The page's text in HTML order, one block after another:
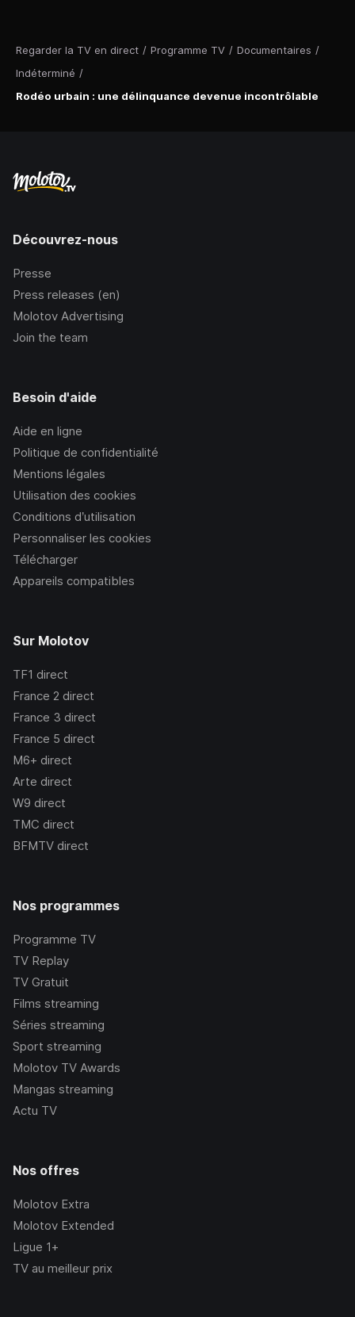
Regarder la TV en direct / Programme TV / Documentaires /
Indéterminé /
Rodéo urbain : une délinquance devenue incontrôlable
Découvrez-nous
Presse
Press releases (en)
Molotov Advertising
Join the team
Besoin d'aide
Aide en ligne
Politique de confidentialité
Mentions légales
Utilisation des cookies
Conditions d’utilisation
Personnaliser les cookies
Télécharger
Appareils compatibles
Sur Molotov
TF1 direct
France 2 direct
France 3 direct
France 5 direct
M6+ direct
Arte direct
W9 direct
TMC direct
BFMTV direct
Nos programmes
Programme TV
TV Replay
TV Gratuit
Films streaming
Séries streaming
Sport streaming
Molotov TV Awards
Mangas streaming
Actu TV
Nos offres
Molotov Extra
Molotov Extended
Ligue 1+
TV au meilleur prix